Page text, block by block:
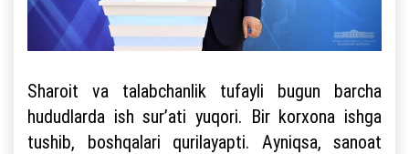
Sharoit va talabchanlik tufayli bugun barcha
hududlarda ish sur’ati yuqori. Bir korxona ishga
tushib, boshqalari qurilayapti. Ayniqsa, sanoat